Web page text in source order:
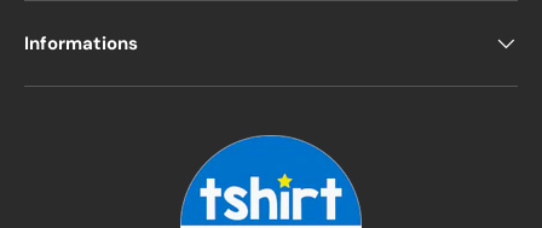
Informations